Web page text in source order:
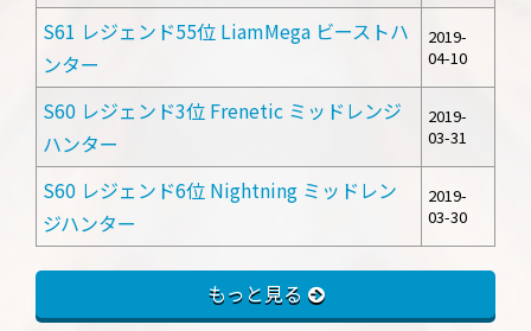
S61 レジェンド55位 LiamMega ビーストハ
ンター
2019-
04-10
S60 レジェンド3位 Frenetic ミッドレンジ
ハンター
2019-
03-31
S60 レジェンド6位 Nightning ミッドレン
ジハンター
2019-
03-30
もっと見る